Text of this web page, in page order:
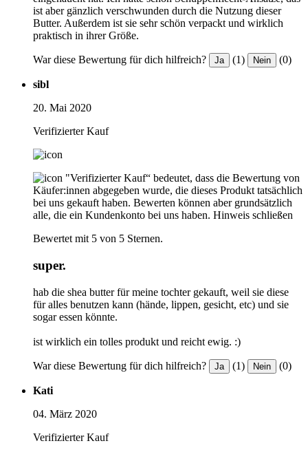
ist aber gänzlich verschwunden durch die Nutzung dieser
Butter. Außerdem ist sie sehr schön verpackt und wirklich
praktisch in ihrer Größe.
War diese Bewertung für dich hilfreich? Ja (1) Nein (0)
sibl
20. Mai 2020
Verifizierter Kauf
"Verifizierter Kauf“ bedeutet, dass die Bewertung von
Käufer:innen abgegeben wurde, die dieses Produkt tatsächlich
bei uns gekauft haben. Bewerten können aber grundsätzlich
alle, die ein Kundenkonto bei uns haben. Hinweis schließen
Bewertet mit 5 von 5 Sternen.
super.
hab die shea butter für meine tochter gekauft, weil sie diese
für alles benutzen kann (hände, lippen, gesicht, etc) und sie
sogar essen könnte.
ist wirklich ein tolles produkt und reicht ewig. :)
War diese Bewertung für dich hilfreich? Ja (1) Nein (0)
Kati
04. März 2020
Verifizierter Kauf